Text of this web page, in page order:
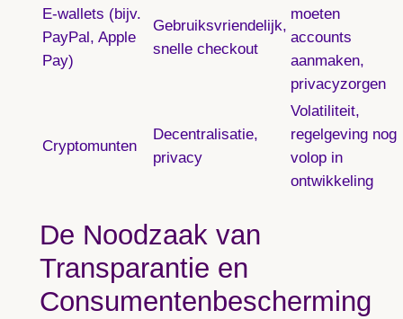
E-wallets (bijv.
PayPal, Apple
Pay)
Gebruiksvriendelijk,
snelle checkout
moeten
accounts
aanmaken,
privacyzorgen
Cryptomunten
Decentralisatie,
privacy
Volatiliteit,
regelgeving nog
volop in
ontwikkeling
De Noodzaak van
Transparantie en
Consumentenbescherming